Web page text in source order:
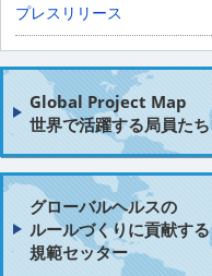
プレスリリース
Global Project Map
世界で活躍する局員たち
グローバルヘルスの
ルールづくりに貢献する
規範セッター